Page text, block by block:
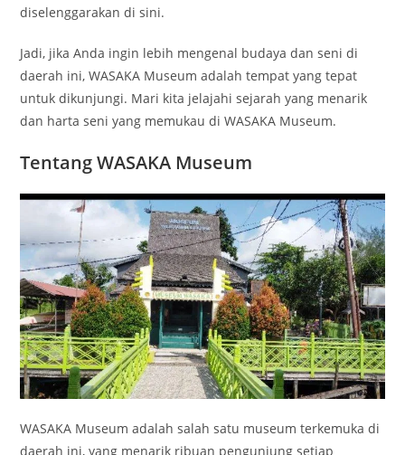
diselenggarakan di sini.
Jadi, jika Anda ingin lebih mengenal budaya dan seni di
daerah ini, WASAKA Museum adalah tempat yang tepat
untuk dikunjungi. Mari kita jelajahi sejarah yang menarik
dan harta seni yang memukau di WASAKA Museum.
Tentang WASAKA Museum
WASAKA Museum adalah salah satu museum terkemuka di
daerah ini, yang menarik ribuan pengunjung setiap